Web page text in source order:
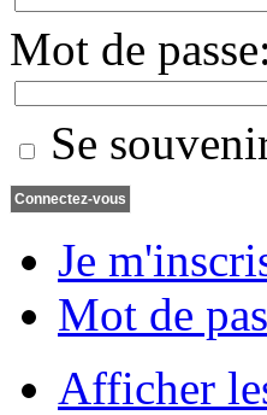
Mot de passe:
Se
Je
Mot de
Afficher